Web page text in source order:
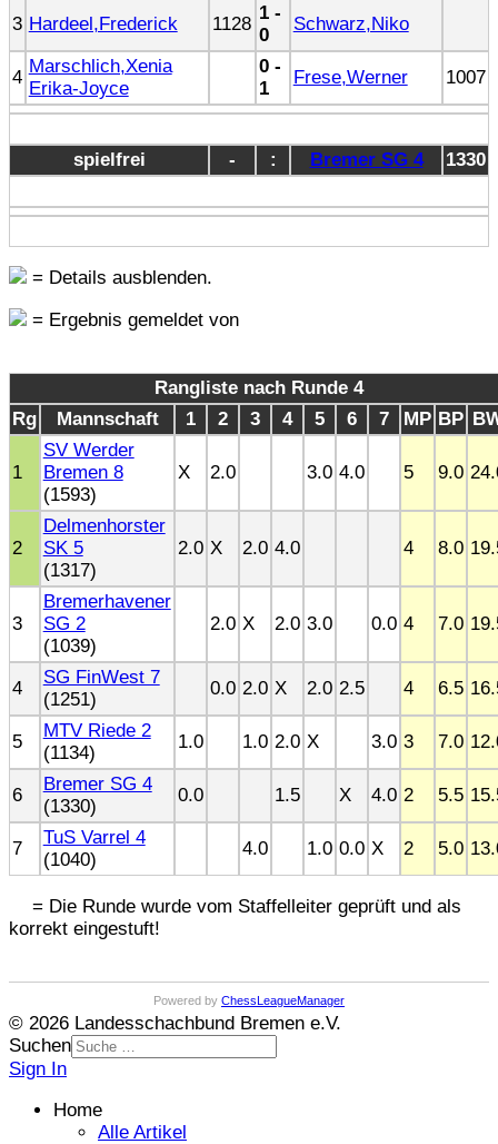
3 Hardeel,Frederick 1128
1 -
0
Schwarz,Niko
4
Marschlich,Xenia
Erika-Joyce
0 -
1
Frese,Werner 1007
spielfrei - : Bremer SG 4 1330
= Details ausblenden.
= Ergebnis gemeldet von
Rangliste nach Runde 4
Rg
Mannschaft 1 2 3 4 5 6 7 MP BP
1
SV Werder
Bremen 8
(1593)
X 2.0 3.0 4.0 5 9.0
2
Delmenhorster
SK 5
(1317)
2.0 X 2.0 4.0 4 8.0
3
Bremerhavener
SG 2
(1039)
2.0 X 2.0 3.0 0.0 4 7.0
4
SG FinWest 7
(1251)
0.0 2.0 X 2.0 2.5 4 6.5
5
MTV Riede 2
(1134)
1.0 1.0 2.0 X 3.0 3 7.0
6
Bremer SG 4
(1330)
0.0 1.5 X 4.0 2 5.5
7
TuS Varrel 4
(1040)
4.0 1.0 0.0 X 2 5.0
= Die Runde wurde vom Staffelleiter geprüft und als
korrekt eingestuft!
Powered by ChessLeagueManager
© 2026 Landesschachbund Bremen e.V.
Suchen
Sign In
Home
Alle Artikel